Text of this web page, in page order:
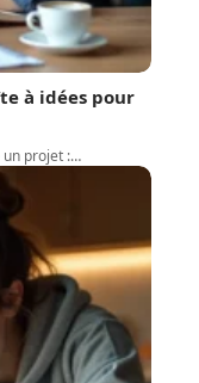
à idées pour
projet :…